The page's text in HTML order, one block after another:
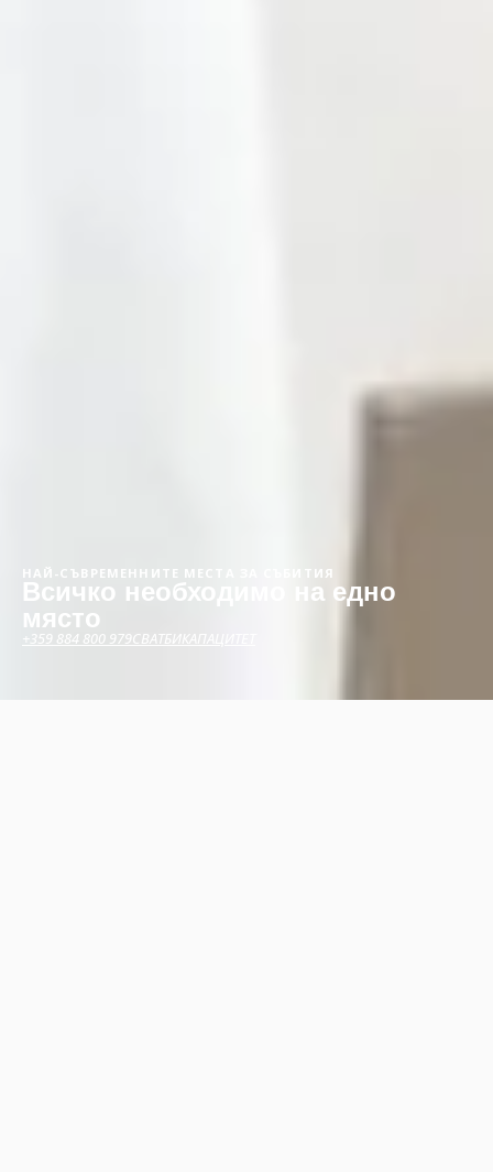
събития в HVD Hotels
НАЙ-СЪВРЕМЕННИТЕ МЕСТА ЗА СЪБИТИЯ
Всичко необходимо на едно
място
+359 884 800 979СВАТБИКАПАЦИТЕТ